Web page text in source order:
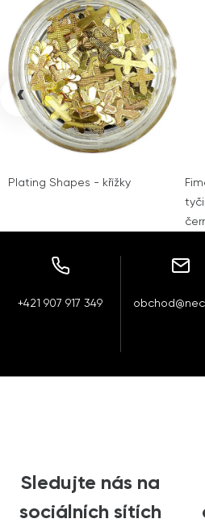
Plating Shapes - křížky
‹
+421 907 917 349
Sledujte nás na
sociálních sítích